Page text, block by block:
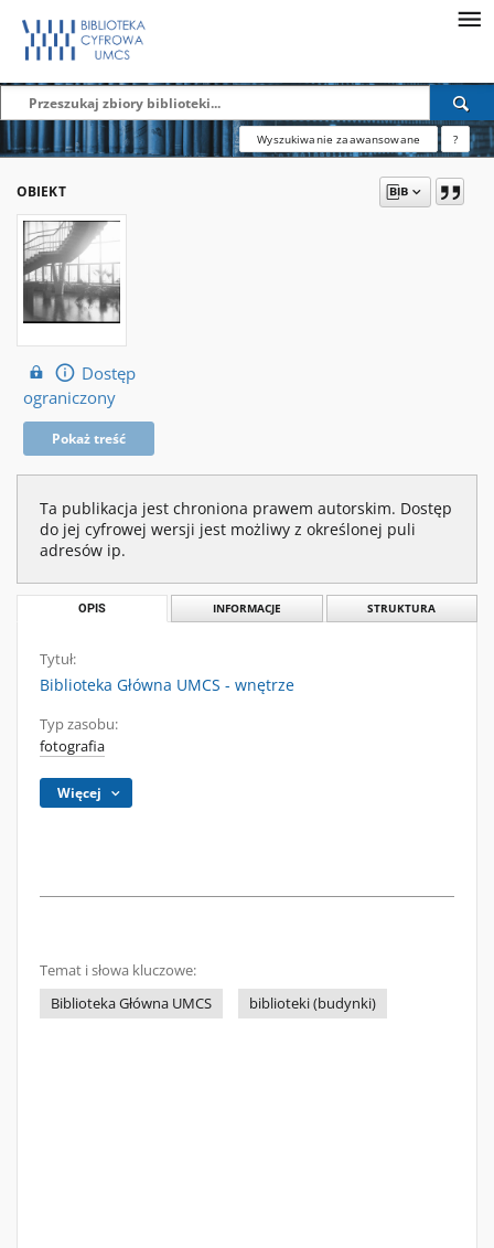
Wyszukiwanie zaawansowane ?
OBIEKT
Dostęp
ograniczony
Pokaż treść
Ta publikacja jest chroniona prawem autorskim. Dostęp
do jej cyfrowej wersji jest możliwy z określonej puli
adresów ip.
OPIS INFORMACJE STRUKTURA
Tytuł:
Biblioteka Główna UMCS - wnętrze
Typ zasobu:
fotografia
Więcej
Temat i słowa kluczowe:
Biblioteka Główna UMCS
biblioteki (budynki)